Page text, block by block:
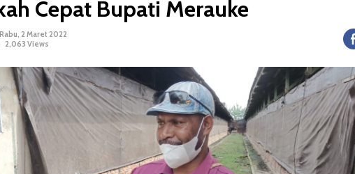
n
g
l
n
y
a
Cepat Bupati Merauke
Rabu, 2 Maret 2022
2,063 Views